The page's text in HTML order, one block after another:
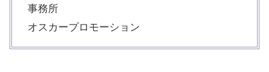
事務所
オスカープロモーション